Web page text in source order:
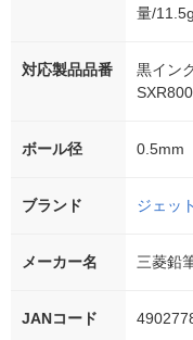
量/11.5g
対応製品品番
黒イン
ボール径 0.5mm
ブランド ジェッ
メーカー名 三菱鉛
JANコード